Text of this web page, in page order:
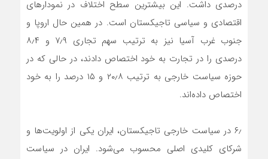
درصدی داشت. این بیشترین سطح اختلاف در نمودارهای
اقتصادی و سیاسی تاجیکستان است. در همین حال اروپا و
جنوب غرب آسیا نیز به ترتیب سهم تجاری ۷٫۹ و ۸٫۴
درصدی را در تجارت به خود اختصاص دادند، در حالی که در
حوزه سیاست خارجی به ترتیب ۲۰٫۸ و ۱۵ درصد را به خود
اختصاص داده‌اند.
۶٫ در سیاست خارجی تاجیکستان، ایران یکی از اولویت‌ها و
شرکای کلیدی اصلی محسوب می‌شود. ایران در سیاست